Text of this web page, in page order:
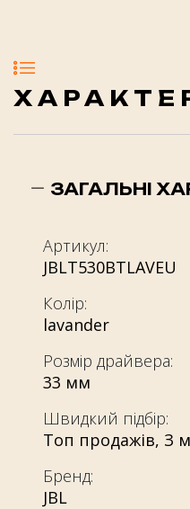
ЗАГАЛЬНІ
Артикул:
JBLT530BTLAVEU
Колір:
lavander
Розмір драйвера:
33 мм
Швидкий підбір:
Топ продажів, З
Бренд:
JBL